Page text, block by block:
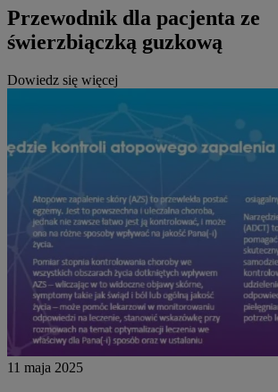
Przewodnik dla pacjenta ze
świerzbiączką guzkową
Dowiedz się więcej
11 maja 2025